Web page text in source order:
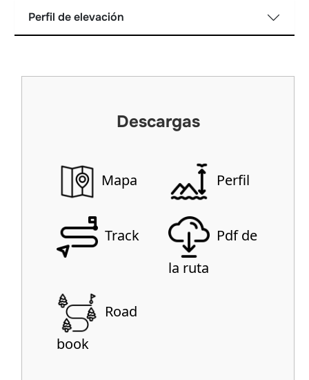
Perfil de elevación
Descargas
Mapa Perfil
Track
Pdf de
la ruta
Road
book